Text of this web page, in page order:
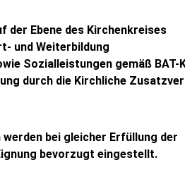
der Ebene des Kirchenkreises
und Weiterbildung
Sozialleistungen gemäß BAT-
durch die Kirchliche
bei gleicher Erfüllung der
bevorzugt eingestellt.